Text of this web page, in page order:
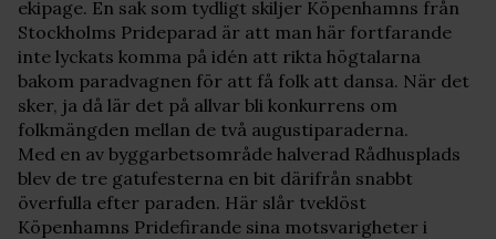
ekipage. En sak som tydligt skiljer Köpenhamns från
Stockholms Prideparad är att man här fortfarande
inte lyckats komma på idén att rikta högtalarna
bakom paradvagnen för att få folk att dansa. När det
sker, ja då lär det på allvar bli konkurrens om
folkmängden mellan de två augustiparaderna.
Med en av byggarbetsområde halverad Rådhusplads
blev de tre gatufesterna en bit därifrån snabbt
överfulla efter paraden. Här slår tveklöst
Köpenhamns Pridefirande sina motsvarigheter i